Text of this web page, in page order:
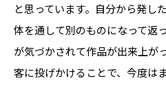
と思っています。自分から発し
体を通して別のものになって返
が気づかされて作品が出来上が
客に投げかけることで、今度は